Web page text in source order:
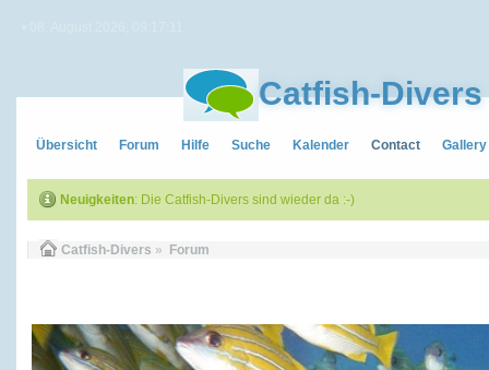
Catfish-Divers
Übersicht Forum Hilfe Suche Kalender Contact Gallery
Neuigkeiten: Die Catfish-Divers sind wieder da :-)
Catfish-Divers » Forum